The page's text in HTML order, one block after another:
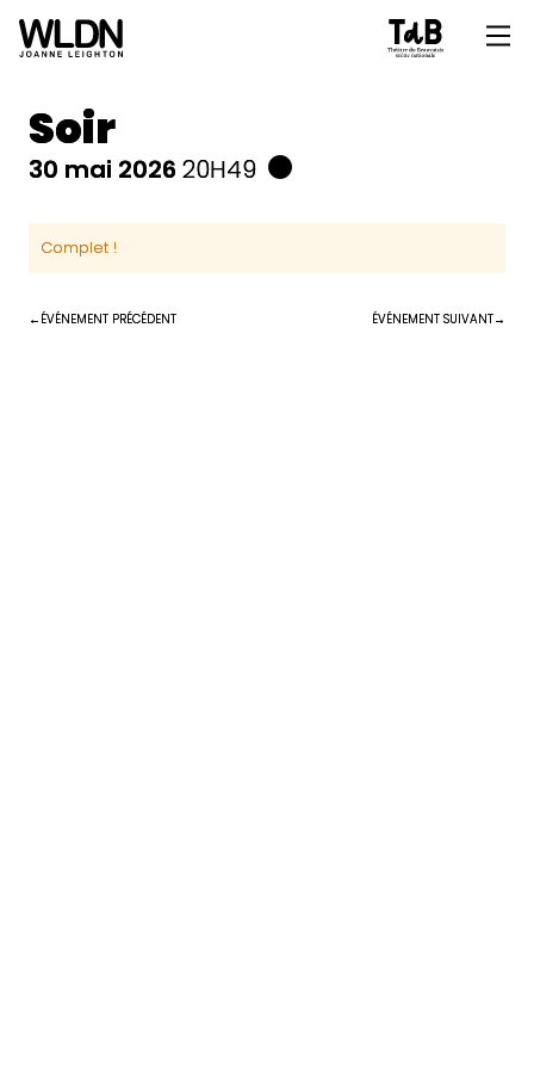
Soir
30 mai 2026 20H49
Complet !
ÉVÉNEMENT PRÉCÉDENT ÉVÉNEMENT SUIVANT